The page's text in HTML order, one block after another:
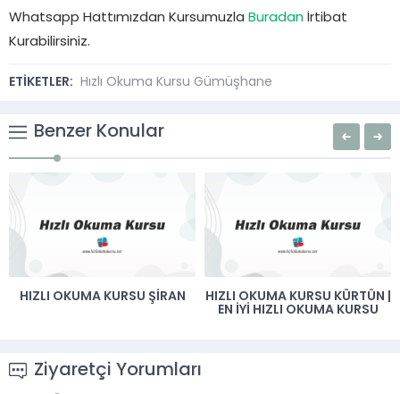
Whatsapp Hattımızdan Kursumuzla Buradan İrtibat
Kurabilirsiniz.
ETİKETLER: Hızlı Okuma Kursu Gümüşhane
Benzer Konular
HIZLI OKUMA KURSU ŞIRAN
HIZLI OKUMA KURSU KÜRTÜN |
EN İYI HIZLI OKUMA KURSU
Ziyaretçi Yorumları